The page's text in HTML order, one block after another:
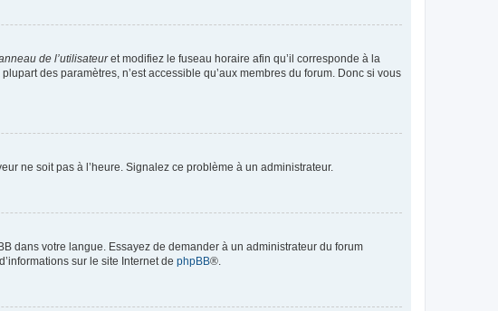
de l’utilisateuret modifiez le fuseau horaire afin qu’il corresponde à la
des paramètres, n’est accessible qu’aux membres du forum. Donc si vous
ne soit pas à l’heure. Signalez ce problème à un administrateur.
dans votre langue. Essayez de demander à un administrateur du forum
sur le site Internet de phpBB®.